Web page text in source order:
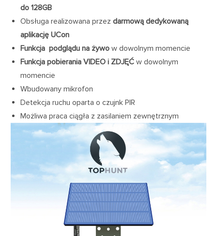
do 128GB
Obsługa realizowana przezdarmową dedykowaną
aplikację UCon
Funkcja podglądu na żywow dowolnym momencie
Funkcja pobierania VIDEO i ZDJĘĆw dowolnym
momencie
Wbudowany mikrofon
Detekcja ruchu oparta o czujnk PIR
Możliwa praca ciągła z zasilaniem zewnętrznym